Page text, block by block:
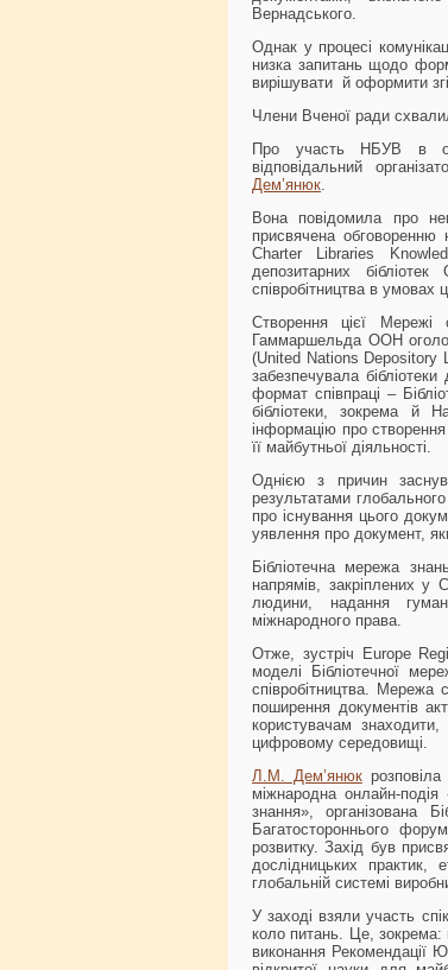
Вернадського.
Однак у процесі
низка запитань щодо
вирішувати й оформити
Члени Вченої ради
Про участь НБУВ в
відповідальний
Дем’янюк
Вона повідомила про
присвячена обговоренню
Charter Libraries
депозитарних
співробітництва в умовах
Створення цієї
Гаммаршельда ООН
(United Nations Depository
забезпечувала
формат співпраці –
бібліотеки, зокрема й
інформацію про
її майбутньої діяльності.
Однією з причин
результатами
про існування цього
уявлення про документ,
Бібліотечна мережа
напрямів, закріплених у
людини, надання
міжнародного права.
Отже, зустріч Europe
моделі Бібліотечної
співробітництва. Мережа
поширення документів
користувачам
цифровому середовищі.
Л.М. Дем’янюкрозповіла
міжнародна онлайн-подія
знання»,
Багатостороннього
розвитку. Захід був
дослідницьких практик,
глобальній системі
У заході взяли участь
коло питань. Це, зокрема:
виконання Рекомендації